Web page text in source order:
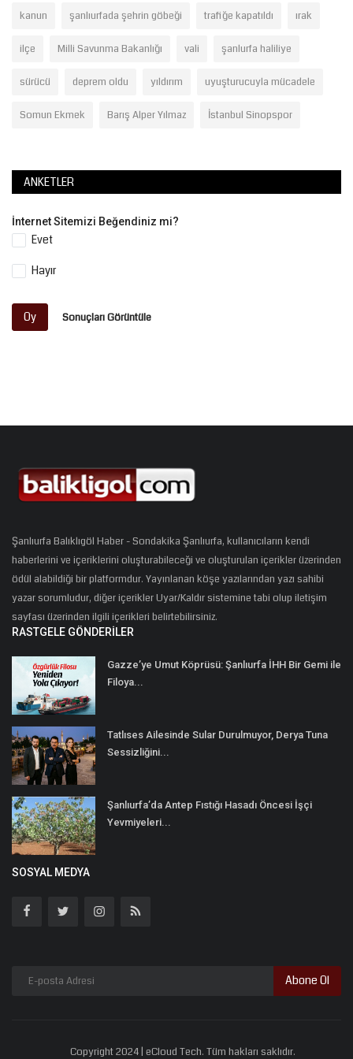
kanun şanlıurfada şehrin göbeği trafiğe kapatıldı ırak
ilçe Milli Savunma Bakanlığı vali şanlurfa haliliye
sürücü deprem oldu yıldırım uyuşturucuyla mücadele
Somun Ekmek Barış Alper Yılmaz İstanbul Sinopspor
ANKETLER
İnternet Sitemizi Beğendiniz mi?
Evet
Hayır
Oy Sonuçları Görüntüle
Şanlıurfa Balıklıgöl Haber - Sondakika Şanlıurfa, kullanıcıların kendi
haberlerini ve içeriklerini oluşturabileceği ve oluşturulan içerikler üzerinden
ödül alabildiği bir platformdur. Yayınlanan köşe yazılarından yazı sahibi
yazar sorumludur, diğer içerikler Uyar/Kaldır sistemine tabi olup iletişim
sayfası üzerinden ilgili içerikleri belirtebilirsiniz.
RASTGELE GÖNDERILER
Gazze’ye Umut Köprüsü: Şanlıurfa İHH Bir Gemi ile
Filoya...
Tatlıses Ailesinde Sular Durulmuyor, Derya Tuna
Sessizliğini...
Şanlıurfa’da Antep Fıstığı Hasadı Öncesi İşçi
Yevmiyeleri...
SOSYAL MEDYA
Abone Ol
Copyright 2024 | eCloud Tech. Tüm hakları saklıdır.